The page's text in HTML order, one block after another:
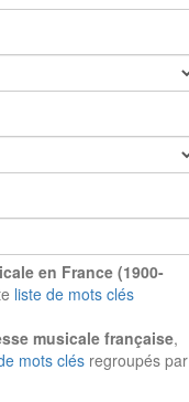
en France (1900-
liste de mots clés
musicale française,
mots clés regroupés par